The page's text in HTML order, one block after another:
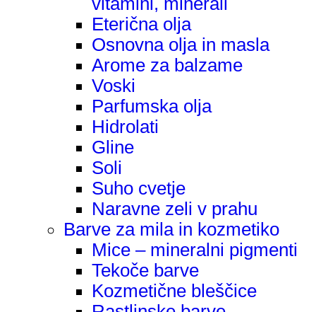
Eterična olja
Osnovna olja in masla
Arome za balzame
Voski
Parfumska olja
Hidrolati
Gline
Soli
Suho cvetje
Naravne zeli v prahu
Barve za mila in kozmetiko
Mice – mineralni pigmenti
Tekoče barve
Kozmetične bleščice